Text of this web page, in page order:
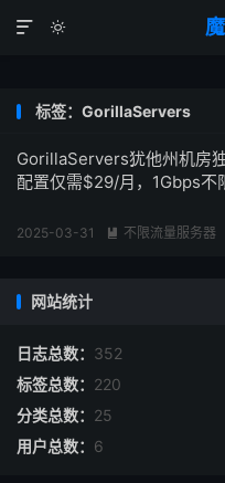


标签：GorillaServers
GorillaServers犹他州机房
配置仅需$29/月，1Gbps不
2025-03-31  不限流量服务器
网站统计
日志总数： 352
标签总数： 220
分类总数： 25
用户总数： 6